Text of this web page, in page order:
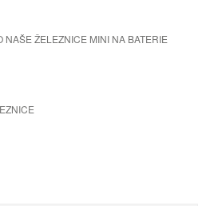
NAŠE ŽELEZNICE MINI NA BATERIE